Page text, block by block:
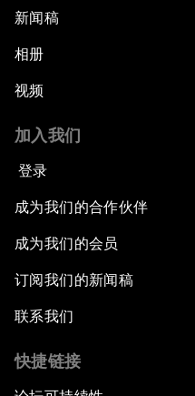
新闻稿
相册
视频
加入我们
登录
成为我们的合作伙伴
成为我们的会员
订阅我们的新闻稿
联系我们
快捷链接